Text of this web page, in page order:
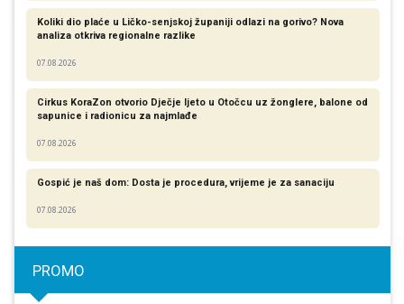
Koliki dio plaće u Ličko-senjskoj županiji odlazi na gorivo? Nova
analiza otkriva regionalne razlike​
07.08.2026
Cirkus KoraZon otvorio Dječje ljeto u Otočcu uz žonglere, balone od
sapunice i radionicu za najmlađe
07.08.2026
Gospić je naš dom: Dosta je procedura, vrijeme je za sanaciju
07.08.2026
PROMO